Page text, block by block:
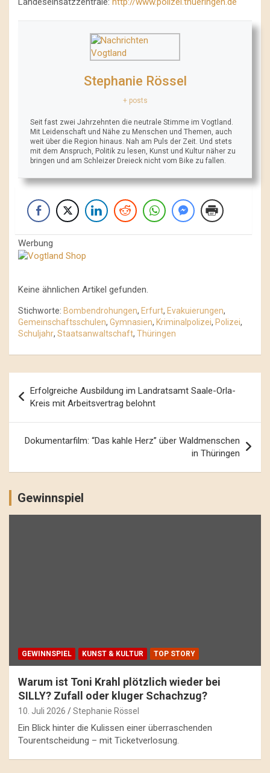
Stephanie Rössel
+ posts
Seit fast zwei Jahrzehnten die neutrale Stimme im Vogtland.
Mit Leidenschaft und Nähe zu Menschen und Themen, auch
weit über die Region hinaus. Nah am Puls der Zeit. Und stets
mit dem Anspruch, Politik zu lesen, Kunst und Kultur näher zu
bringen und am Schleizer Dreieck nicht vom Bike zu fallen.
Werbung
Keine ähnlichen Artikel gefunden.
Stichworte: Bombendrohungen, Erfurt, Evakuierungen,
Gemeinschaftsschulen, Gymnasien, Kriminalpolizei, Polizei,
Schuljahr, Staatsanwaltschaft, Thüringen
Navigation
Erfolgreiche Ausbildung im Landratsamt Saale-Orla-
Kreis mit Arbeitsvertrag belohnt
Dokumentarfilm: “Das kahle Herz” über Waldmenschen
in Thüringen
Gewinnspiel
GEWINNSPIEL KUNST & KULTUR TOP STORY
Warum ist Toni Krahl plötzlich wieder bei
SILLY? Zufall oder kluger Schachzug?
10. Juli 2026 Stephanie Rössel
Ein Blick hinter die Kulissen einer überraschenden
Tourentscheidung – mit Ticketverlosung.